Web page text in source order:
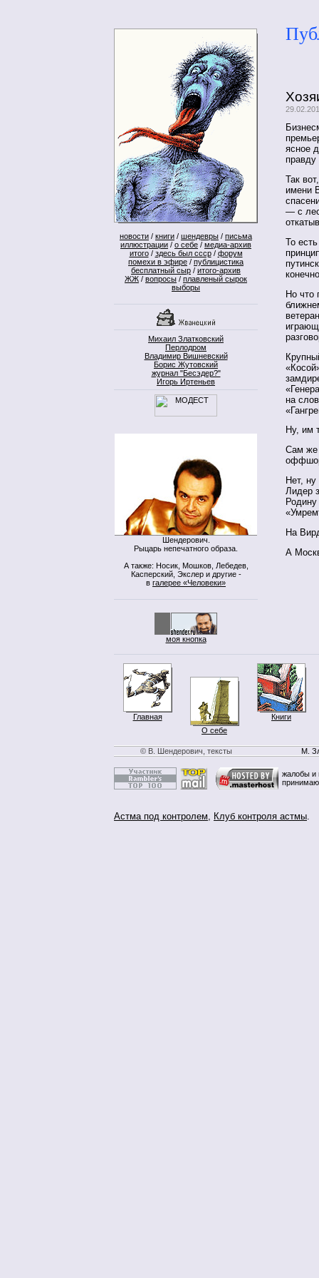
новости / книги / шендевры / письма
иллюстрации / о себе / медиа-архив
итого/ здесь был ссср/ форум
помехи в эфире / публицистика
бесплатный сыр / итого-архив
ЖЖ / вопросы / плавленый сырок
выборы
Михаил Златковский
Перлодром
Владимир Вишневский
Борис Жутовский
журнал "Бесэдер?"
Игорь Иртеньев
Шендерович.
Рыцарь непечатного образа.
А также: Носик, Мошков, Лебедев,
Касперский, Экслер и другие -
в галерее «Человеки»
моя кнопка
ясное
Так
имени
— с
То
Но что
на
Ну, им
Сам же
Нет,
Лидер
На
А
Главная
О себе
Книги
© В. Шендерович, тексты М.
жалобы и
Астма под контролем, Клуб контроля астмы.